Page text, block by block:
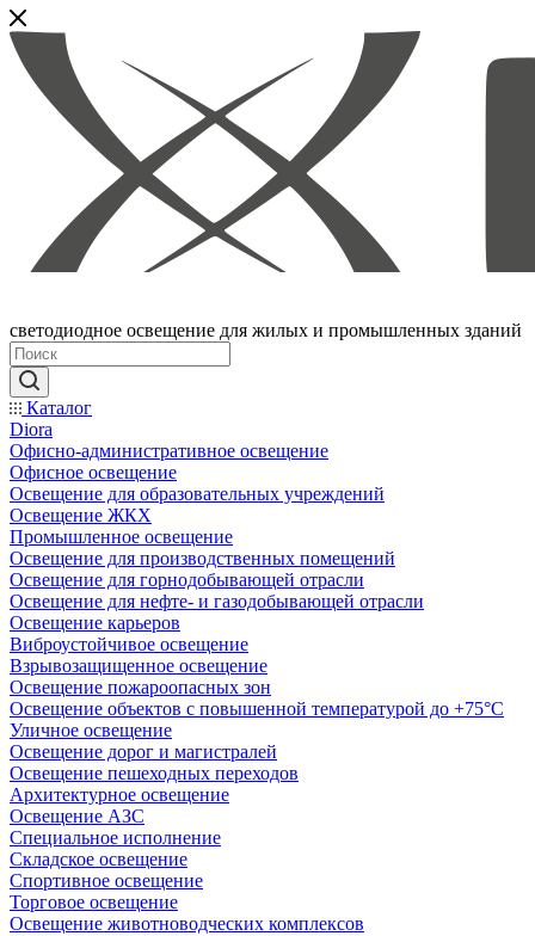
светодиодное освещение для жилых и промышленных зданий
Каталог
Diora
Офисно-административное освещение
Офисное освещение
Освещение для образовательных учреждений
Освещение ЖКХ
Промышленное освещение
Освещение для производственных помещений
Освещение для горнодобывающей отрасли
Освещение для нефте- и газодобывающей отрасли
Освещение карьеров
Виброустойчивое освещение
Взрывозащищенное освещение
Освещение пожароопасных зон
Освещение объектов с повышенной температурой до +75°C
Уличное освещение
Освещение дорог и магистралей
Освещение пешеходных переходов
Архитектурное освещение
Освещение АЗС
Специальное исполнение
Складское освещение
Спортивное освещение
Торговое освещение
Освещение животноводческих комплексов